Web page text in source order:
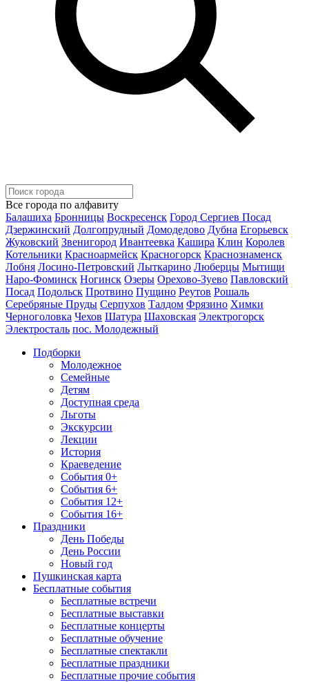
Все города по алфавиту
Балашиха Бронницы Воскресенск Город Сергиев Посад
Дзержинский Долгопрудный Домодедово Дубна Егорьевск
Жуковский Звенигород Ивантеевка Кашира Клин Королев
Котельники Красноармейск Красногорск Краснознаменск
Лобня Лосино-Петровский Лыткарино Люберцы Мытищи
Наро-Фоминск Ногинск Озеры Орехово-Зуево Павловский
Посад Подольск Протвино Пущино Реутов Рошаль
Серебряные Пруды Серпухов Талдом Фрязино Химки
Черноголовка Чехов Шатура Шаховская Электрогорск
Электросталь пос. Молодежный
Подборки
Молодежное
Семейные
Детям
Доступная среда
Льготы
Экскурсии
Лекции
История
Краеведение
События 0+
События 6+
События 12+
События 16+
Праздники
День Победы
День России
Новый год
Пушкинская карта
Бесплатные события
Бесплатные встречи
Бесплатные выставки
Бесплатные концерты
Бесплатные обучение
Бесплатные спектакли
Бесплатные праздники
Бесплатные прочие события